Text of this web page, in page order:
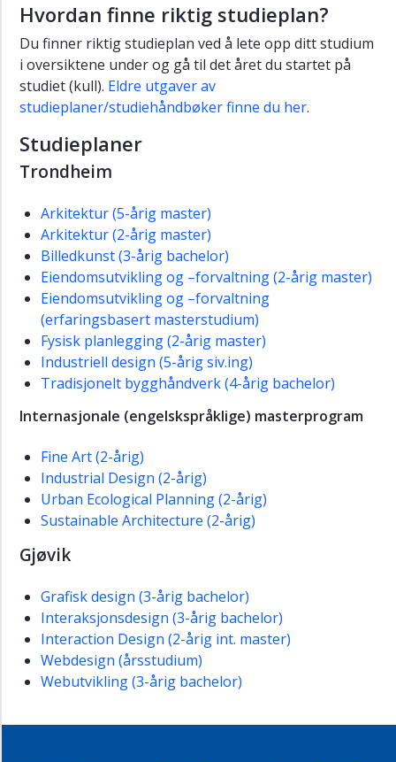
Hvordan finne riktig studieplan?
Du finner riktig studieplan ved å lete opp ditt studium
i oversiktene under og gå til det året du startet på
studiet (kull). Eldre utgaver av
studieplaner/studiehåndbøker finne du her.
Studieplaner
Trondheim
Arkitektur (5-årig master)
Arkitektur (2-årig master)
Billedkunst (3-årig bachelor)
Eiendomsutvikling og –forvaltning (2-årig master)
Eiendomsutvikling og –forvaltning
(erfaringsbasert masterstudium)
Fysisk planlegging (2-årig master)
Industriell design (5-årig siv.ing)
Tradisjonelt bygghåndverk (4-årig bachelor)
Internasjonale (engelskspråklige) masterprogram
Fine Art (2-årig)
Industrial Design (2-årig)
Urban Ecological Planning (2-årig)
Sustainable Architecture (2-årig)
Gjøvik
Grafisk design (3-årig bachelor)
Interaksjonsdesign (3-årig bachelor)
Interaction Design (2-årig int. master)
Webdesign (årsstudium)
Webutvikling (3-årig bachelor)